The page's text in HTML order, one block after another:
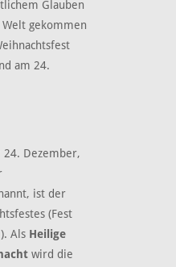
Glauben
gekommen
am 24.
24. Dezember,
ist der
(Fest
Als Heilige
wird die